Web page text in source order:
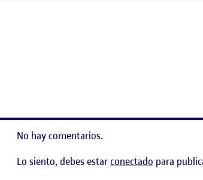
No hay comentarios.
Lo siento, debes estarconectado para